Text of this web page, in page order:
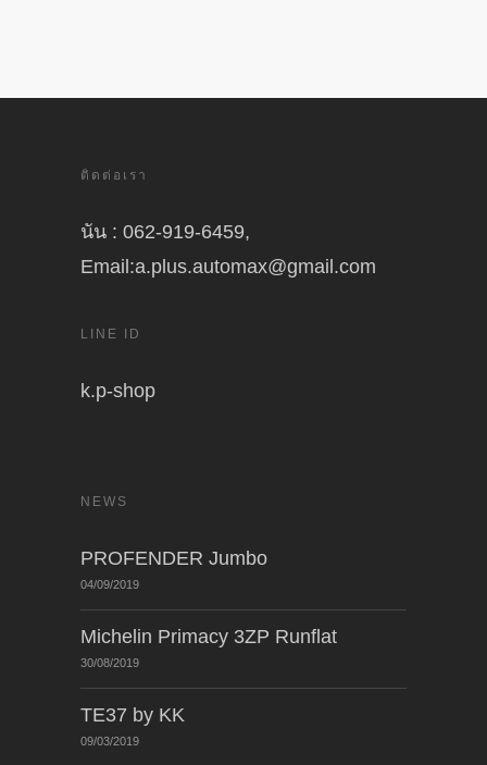
ติดต่อเรา
นัน : 062-919-6459,
Email:a.plus.automax@gmail.com
LINE ID
k.p-shop
NEWS
PROFENDER Jumbo
04/09/2019
Michelin Primacy 3ZP Runflat
30/08/2019
TE37 by KK
09/03/2019